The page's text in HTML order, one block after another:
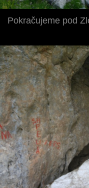
Pokračujeme pod